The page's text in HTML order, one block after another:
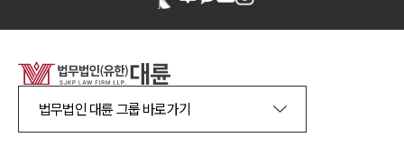
법무법인 대륜 그룹 바로가기